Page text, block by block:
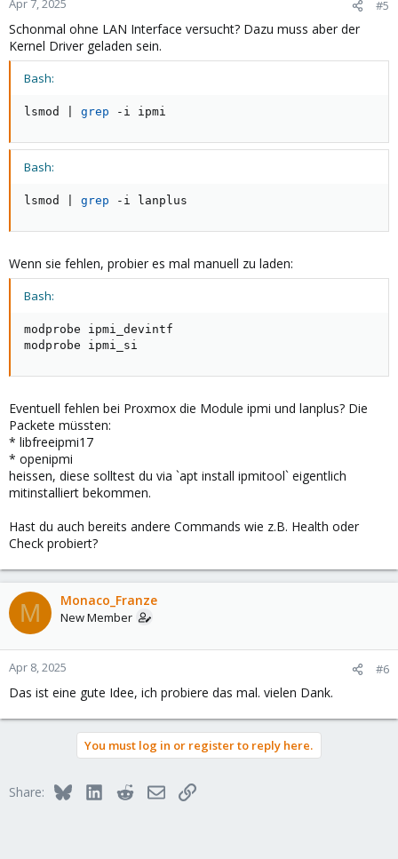
Apr 7, 2025 #5
Schonmal ohne LAN Interface versucht? Dazu muss aber der
Kernel Driver geladen sein.
Bash:
lsmod grep -i ipmi
Bash:
lsmod grep -i lanplus
Wenn sie fehlen, probier es mal manuell zu laden:
Bash:
modprobe ipmi_devintf
modprobe ipmi_si
Eventuell fehlen bei Proxmox die Module ipmi und lanplus? Die
Packete müssten:
* libfreeipmi17
* openipmi
heissen, diese solltest du via `apt install ipmitool` eigentlich
mitinstalliert bekommen.
Hast du auch bereits andere Commands wie z.B. Health oder
Check probiert?
M Monaco_Franze
New Member
Apr 8, 2025 #6
Das ist eine gute Idee, ich probiere das mal. vielen Dank.
You must log in or register to reply here.
Share: BlueskyLinkedInRedditEmailLink